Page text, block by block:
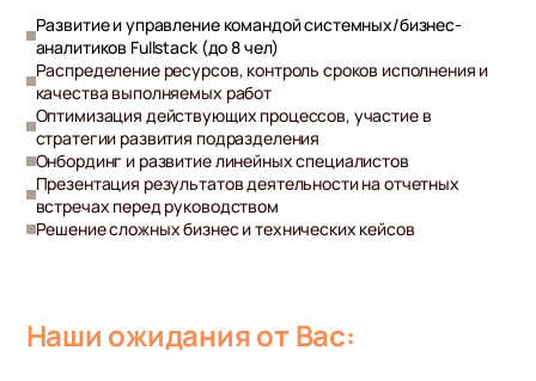
Развитие и управление командой системных/бизнес-
аналитиков Fullstack (до 8 чел)
Распределение ресурсов, контроль сроков исполнения и
качества выполняемых работ
Оптимизация действующих процессов, участие в
стратегии развития подразделения
Онбординг и развитие линейных специалистов
Презентация результатов деятельности на отчетных
встречах перед руководством
Решение сложных бизнес и технических кейсов
Наши ожидания от Вас: